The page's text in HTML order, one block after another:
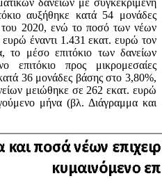
αυξήθηκε κατά 54 μονάδες
του 2020, ενώ το ποσό των νέων
έναντι 1.431 εκατ. ευρώ τον
τo μέσο επιτόκιο των δανείων
επιτόκιο προς μικρομεσαίες
36 μονάδες βάσης στο 3,80%,
μειώθηκε σε 262 εκατ. ευρώ
μήνα (βλ. Διάγραμμα και